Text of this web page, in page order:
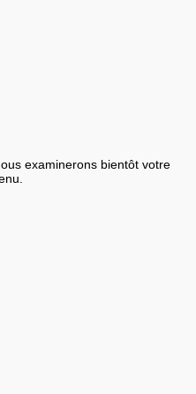
examinerons bientôt votre